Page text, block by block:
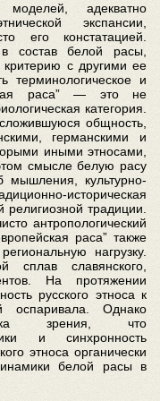
моделей, адекватно
экспансии,
его констатацией.
состав белой расы,
критерию с другими ее
терминологическое и
раса” — это не
категория.
общность,
германскими и
иными этносами,
смысле белую расу
мышления, культурно-
историческая
религиозной традиции.
антропологический
раса” также
нагрузку.
сплав славянского,
На протяжении
русского этноса к
оспаривала. Однако
зрения, что
и синхронность
этноса органически
белой расы в